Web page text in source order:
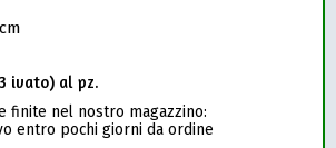
ivato) al pz.
finite nel nostro magazzino:
entro pochi giorni da ordine